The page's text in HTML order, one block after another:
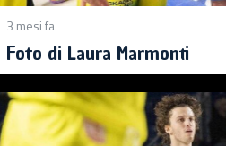
3 mesi fa
Foto di Laura Marmonti